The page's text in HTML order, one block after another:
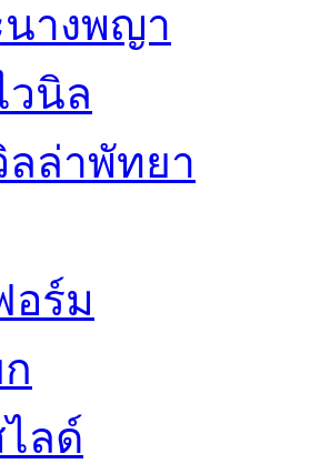
างพญา
นิล
ล่าพัทยา
อร์ม
ลด์